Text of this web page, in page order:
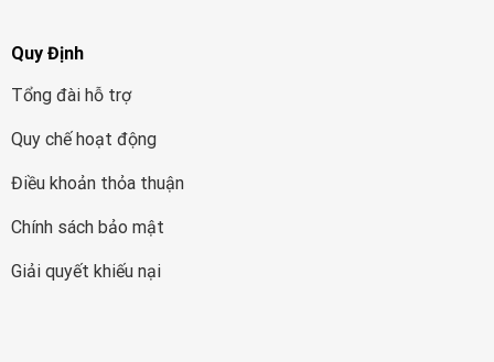
Quy Định
Tổng đài hỗ trợ
Quy chế hoạt động
Điều khoản thỏa thuận
Chính sách bảo mật
Giải quyết khiếu nại